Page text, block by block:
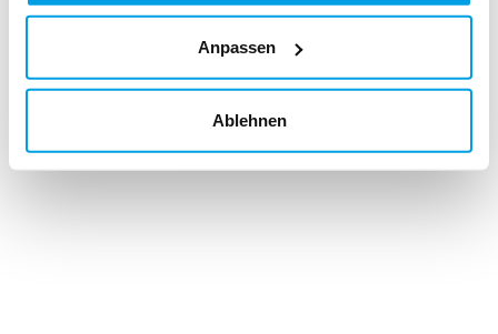
Anpassen
Ablehnen